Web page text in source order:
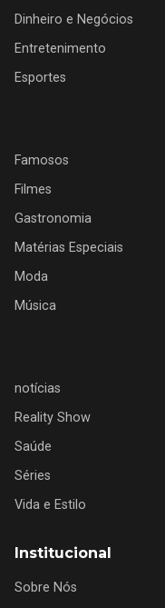
Dinheiro e Negócios
Entretenimento
Esportes
Famosos
Filmes
Gastronomia
Matérias Especiais
Moda
Música
notícias
Reality Show
Saúde
Séries
Vida e Estilo
Institucional
Sobre Nós